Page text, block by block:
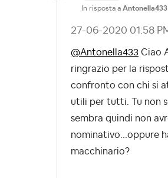
In risposta a Antonella433
‎27-06-2020 01:58
@Antonella433 Ciao
ringrazio per la
confronto con chi si
utili per tutti. Tu non
sembra quindi non
nominativo...oppure
macchinario?